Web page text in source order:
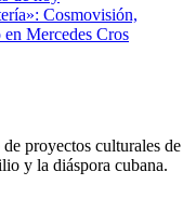
Cosmovisión,
Mercedes Cros
proyectos culturales de
y la diáspora cubana.